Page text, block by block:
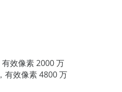
有效像素 2000 万
有效像素 4800 万